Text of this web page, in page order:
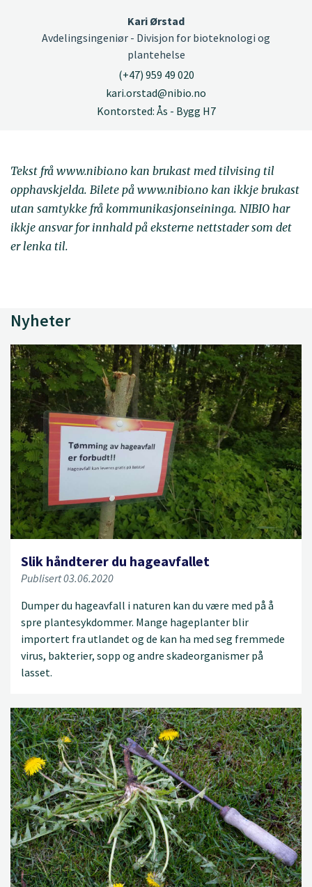
Kari Ørstad
Avdelingsingeniør - Divisjon for bioteknologi og
plantehelse
(+47) 959 49 020
kari.orstad@nibio.no
Kontorsted: Ås - Bygg H7
Tekst frå www.nibio.no kan brukast med tilvising til
opphavskjelda. Bilete på www.nibio.no kan ikkje brukast
utan samtykke frå kommunikasjonseininga. NIBIO har
ikkje ansvar for innhald på eksterne nettstader som det
er lenka til.
Nyheter
Slik håndterer du hageavfallet
Publisert 03.06.2020
Dumper du hageavfall i naturen kan du være med på å
spre plantesykdommer. Mange hageplanter blir
importert fra utlandet og de kan ha med seg fremmede
virus, bakterier, sopp og andre skadeorganismer på
lasset.